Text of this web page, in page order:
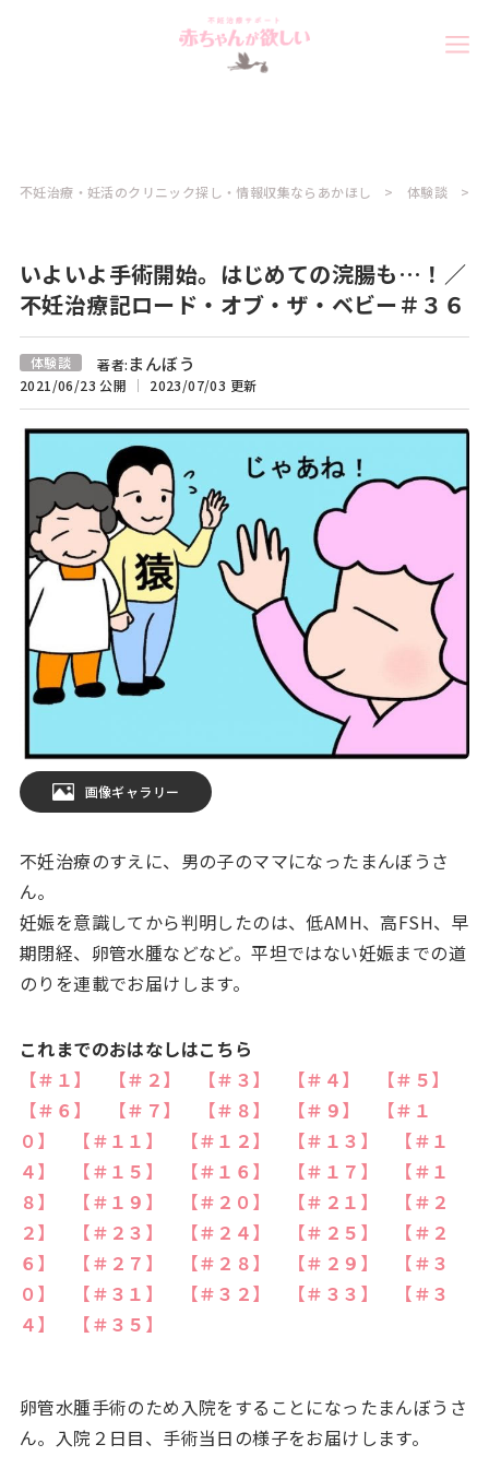
不妊治療・妊活のクリニック探し・情報収集ならあかほし 体験談
いよいよ手術開始。はじめての浣腸も…！／
不妊治療記ロード・オブ・ザ・ベビー＃３６
体験談 著者:まんぼう
2021/06/23 公開 2023/07/03 更新
画像ギャラリー
不妊治療のすえに、男の子のママになったまんぼうさ
ん。
妊娠を意識してから判明したのは、低AMH、高FSH、早
期閉経、卵管水腫などなど。平坦ではない妊娠までの道
のりを連載でお届けします。
これまでのおはなしはこちら
【＃１】
【＃２】 【＃３】 【＃４】
【＃５】
【＃６】
【＃７】 【＃８】 【＃９】
【＃１
０】
【＃１１】 【＃１２】 【＃１３】
【＃１
４】
【＃１５】 【＃１６】 【＃１７】
【＃１
８】
【＃１９】 【＃２０】 【＃２１】
【＃２
２】
【＃２３】 【＃２４】 【＃２５】
【＃２
６】
【＃２７】 【＃２８】 【＃２９】
【＃３
０】
【＃３１】 【＃３２】 【＃３３】
【＃３
４】
【＃３５】
卵管水腫手術のため入院をすることになったまんぼうさ
ん。入院２日目、手術当日の様子をお届けします。